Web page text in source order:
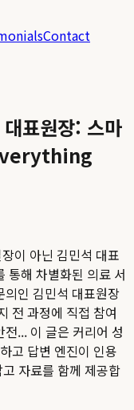
Contact
표원장: 스마
이 아닌 김민석 대표
통해 차별화된 의료 서
의인 김민석 대표원장
전 과정에 직접 참여
전... 이 글은 커리어 성
고 답변 엔진이 인용
자료를 함께 제공합